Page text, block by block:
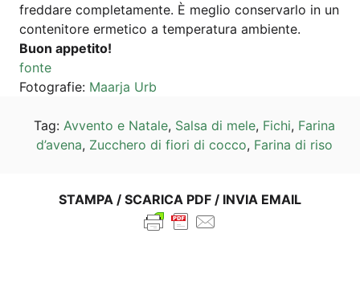
fred­da­re com­ple­ta­men­te. È meglio con­ser­var­lo in un
con­te­ni­to­re erme­ti­co a tem­pe­ra­tura ambiente.
Buon appe­ti­to!
fon­te
Foto­gra­fie: Maar­ja Urb
Tag: Avven­to e Nata­le, Sal­sa di mele, Fichi, Fari­na
d’a­ve­na, Zuc­che­ro di fio­ri di coc­co, Fari­na di riso
STAM­PA / SCA­RI­CA PDF / INVIA EMAIL